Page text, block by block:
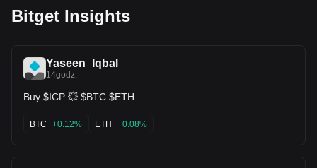
Bitget Insights
Yaseen_Iqbal
14godz.
Buy $ICP 💥 $BTC $ETH
BTC +0.12% ETH +0.08%